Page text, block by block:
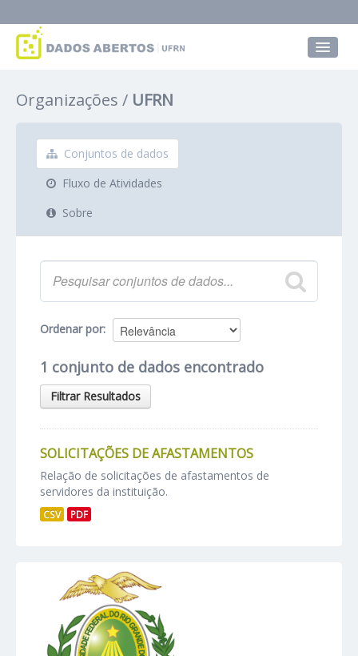
Grupos
Sobre
Organizações UFRN
Conjuntos de dados
Fluxo de Atividades
Sobre
Ordenar por
1 conjunto de dados encontrado
Filtrar Resultados
SOLICITAÇÕES DE AFASTAMENTOS
Relação de solicitações de afastamentos de
servidores da instituição.
CSV PDF